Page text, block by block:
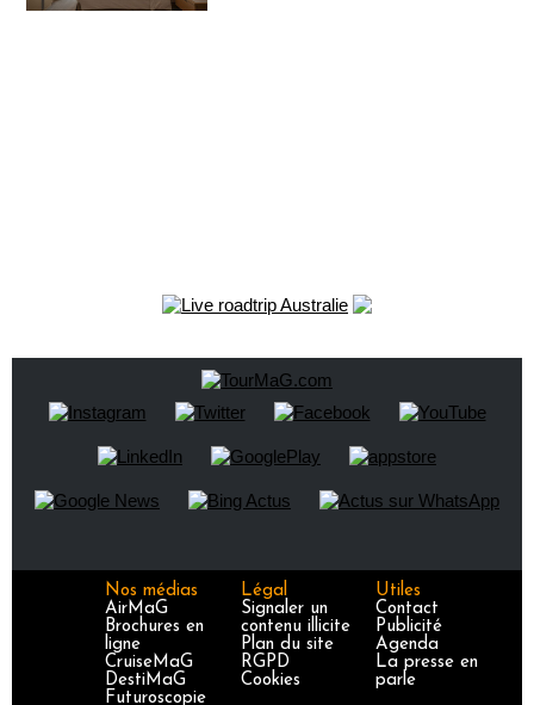
Nos médias
AirMaG
Brochures en
ligne
CruiseMaG
DestiMaG
Futuroscopie
Légal
Signaler un
contenu illicite
Plan du site
RGPD
Cookies
Utiles
Contact
Publicité
Agenda
La presse en
parle